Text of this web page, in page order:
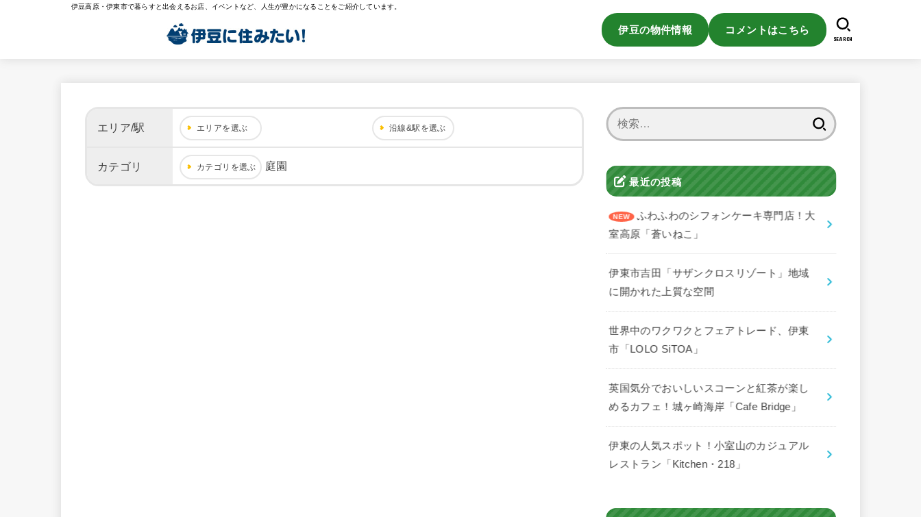
伊豆高原・伊東市で暮らすと出会えるお店、イベントなど、人生が豊かになることをご紹介しています。
伊豆の物件情報 コメントはこちら
SEARCH
エリア/駅 エリアを選ぶ 沿線&駅を選ぶ
カテゴリ カテゴリを選ぶ 庭園
最近の投稿
ふわふわのシフォンケーキ専門店！大
室高原「蒼いねこ」
伊東市吉田「サザンクロスリゾート」地域
に開かれた上質な空間
世界中のワクワクとフェアトレード、伊東
市「LOLO SiTOA」
英国気分でおいしいスコーンと紅茶が楽し
めるカフェ！城ヶ崎海岸「Cafe Bridge」
伊東の人気スポット！小室山のカジュアル
レストラン「Kitchen・218」